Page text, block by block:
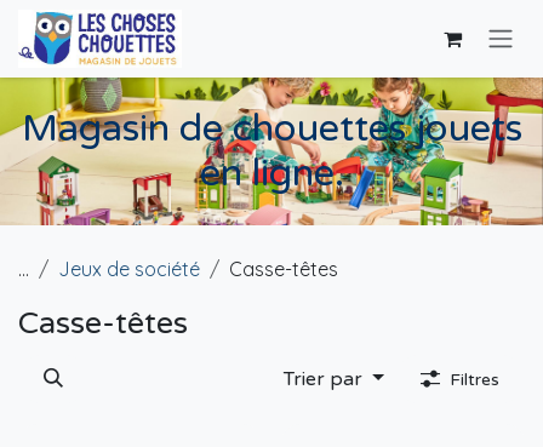
Se rendre au contenu
Magasin de chouettes jouets
en ligne.
... Jeux de société Casse-têtes
Casse-têtes
Trier par Filtres